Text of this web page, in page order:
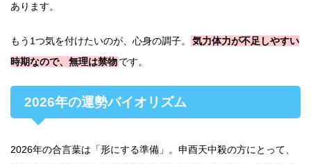
あります。
もう1つ気を付けたいのが、心身の調子。
気力体力が不足しやすい
時期なので、無理は禁物です。
2026年の運勢バイオリズム
2026年の合言葉は「形にする準備」。申酉天中殺の方にとって、